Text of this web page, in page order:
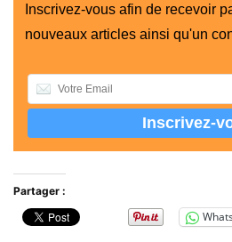
Inscrivez-vous afin de recevoir
nouveaux articles ainsi qu'un
Partager :